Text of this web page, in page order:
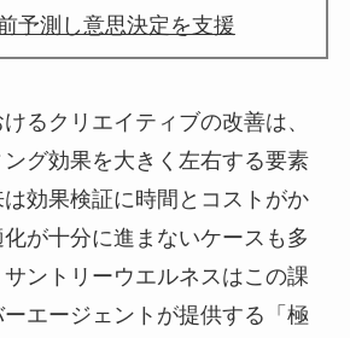
予測し意思決定を支援
るクリエイティブの改善は、
グ効果を大きく左右する要素
効果検証に時間とコストがか
が十分に進まないケースも多
ントリーウエルネスはこの課
エージェントが提供する「極